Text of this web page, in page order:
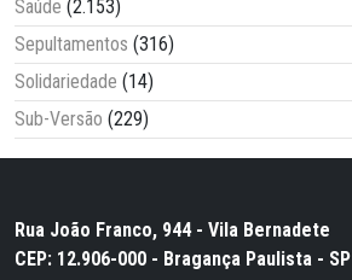
Saúde (2.153)
Sepultamentos (316)
Solidariedade (14)
Sub-Versão (229)
Rua João Franco, 944 - Vila Bernadete
CEP: 12.906-000 - Bragança Paulista - SP